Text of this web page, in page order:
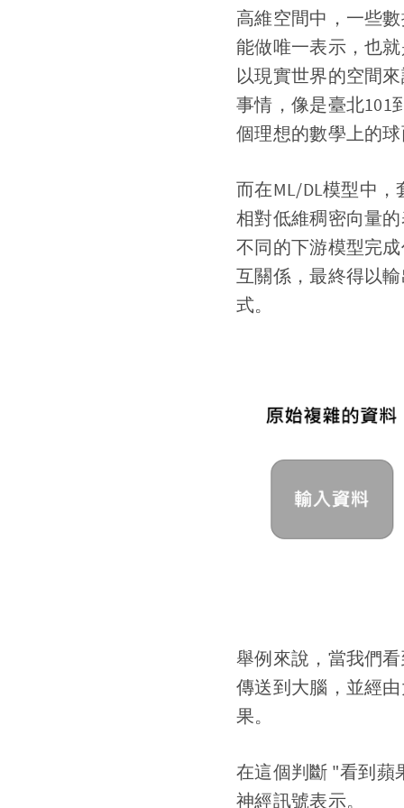
高維空間中，一些
能做唯一表示，也
以現實世界的空間
事情，像是臺北101
個理想的數學上的
而在ML/DL模型中
相對低維稠密向量
不同的下游模型完
互關係，最終得以
式。
舉例來說，當我們
傳送到大腦，並經
果。
在這個判斷 "看到蘋
神經訊號表示。